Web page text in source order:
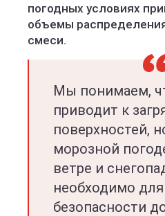
погодных условиях
объемы
смеси.
Мы понимаем,
приводит к
поверхностей,
морозной
ветре и
необходимо
безопасности